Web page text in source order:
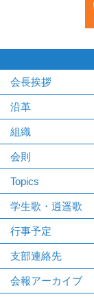
会長挨拶
沿革
組織
会則
Topics
学生歌・逍遥歌
行事予定
支部連絡先
会報アーカイブ